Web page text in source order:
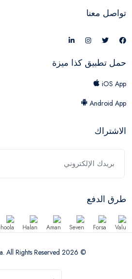
تواصل معنا
حمل تطبيق كذا ميزة
iOS App
Android App
الاشتراك
طرق الدفع
© 2026 Kza Meeza. All Rights Reserved